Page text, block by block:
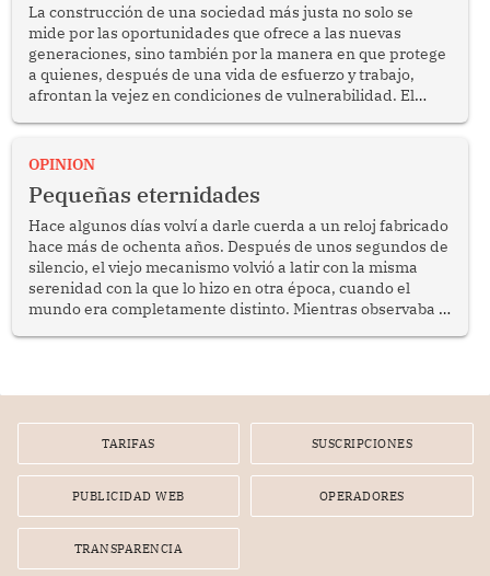
La construcción de una sociedad más justa no solo se
mide por las oportunidades que ofrece a las nuevas
generaciones, sino también por la manera en que protege
a quienes, después de una vida de esfuerzo y trabajo,
afrontan la vejez en condiciones de vulnerabilidad. El
bimestrales el subsidio que reciben los beneficiarios del
reflexionar sobre la importancia de fortalecer las políticas
públicas dirigidas a los adultos mayores en pobreza.
OPINION
Pequeñas eternidades
Hace algunos días volví a darle cuerda a un reloj fabricado
hace más de ochenta años. Después de unos segundos de
silencio, el viejo mecanismo volvió a latir con la misma
serenidad con la que lo hizo en otra época, cuando el
mundo era completamente distinto. Mientras observaba el
TARIFAS SUSCRIPCIONES
PUBLICIDAD WEB OPERADORES
TRANSPARENCIA